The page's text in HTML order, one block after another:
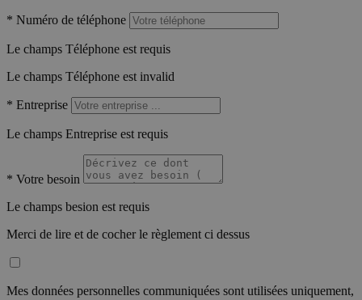
* Numéro de téléphone
Le champs Téléphone est requis
Le champs Téléphone est invalid
* Entreprise
Le champs Entreprise est requis
* Votre besoin
Le champs besion est requis
Merci de lire et de cocher le règlement ci dessus
Mes données personnelles communiquées sont utilisées uniquement,